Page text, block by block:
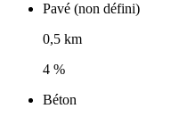
Pavé (non défini)
0,5 km
4 %
Béton